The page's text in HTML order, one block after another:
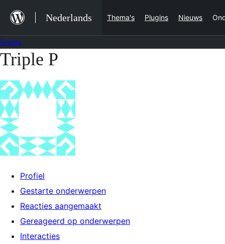
naar
de
inhoud
Nederlands Thema's Plugins Nieuws
Ga
de
inhoud
Triple P
Profiel
Gestarte onderwerpen
Reacties aangemaakt
Gereageerd op onderwerpen
Interacties